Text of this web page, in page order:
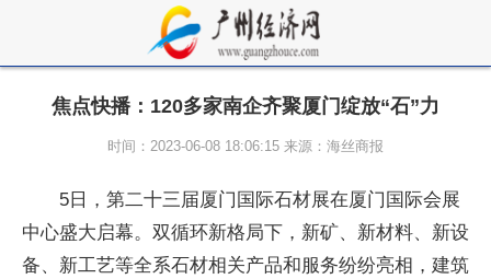
焦点快播：120多家南企齐聚厦门绽放“石”力
时间：2023-06-08 18:06:15 来源：海丝商报
5日，第二十三届厦门国际石材展在厦门国际会展
中心盛大启幕。双循环新格局下，新矿、新材料、新设
备、新工艺等全系石材相关产品和服务纷纷亮相，建筑